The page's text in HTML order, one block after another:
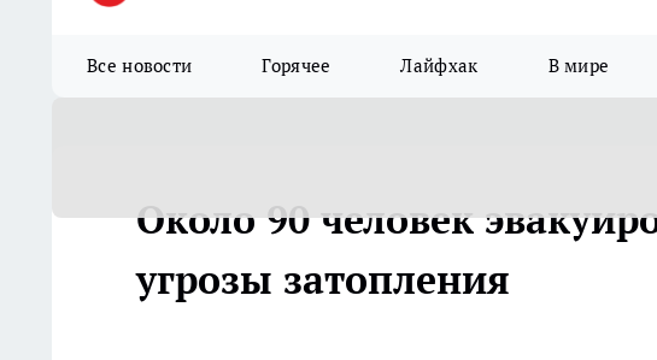
Все новости Горячее Лайфхак В мире
Около 90 человек
угрозы затопления